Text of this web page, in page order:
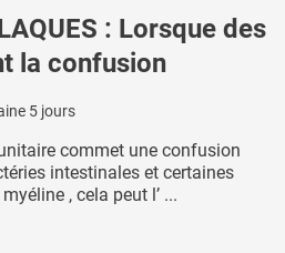
: Lorsque des
la confusion
5 jours
commet une confusion
intestinales et certaines
, cela peut l’ ...